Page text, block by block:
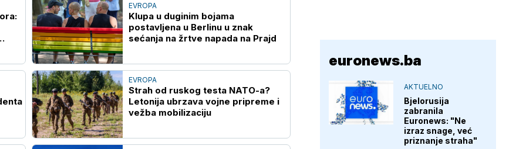
EVROPA
Klupa u duginim bojama
postavljena u Berlinu u znak
sećanja na žrtve napada na Prajd
EVROPA
Strah od ruskog testa NATO-a?
Letonija ubrzava vojne pripreme i
vežba mobilizaciju
euronews.ba
AKTUELNO
Bjelorusija
zabranila
Euronews: "Ne
izraz snage, već
priznanje straha"